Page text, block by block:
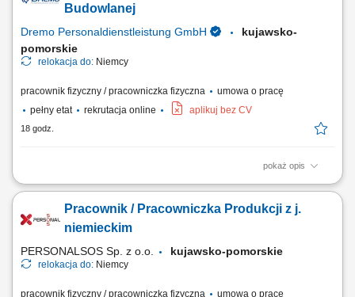
obróbka i wykończenie powierzchni drewnianych; Wymagania:
Budowlanej
Dremo Personaldienstleistung GmbH
kujawsko-
pomorskie
relokacja do: Niemcy
pracownik fizyczny / pracowniczka fizyczna
umowa o pracę
pełny etat
rekrutacja online aplikuj bez CV
18 godz.
pokaż opis
Zakres obowiązków: Wykonywanie oraz montaż drewnianych schodów;
oraz okładzin; Montaż okien w przygotowanych konstrukcjach
ściennych; Obsługa maszyn i urządzeń stolarskich; Obróbka oraz
Pracownik / Pracowniczka Produkcji z j.
niemieckim
PERSONALSOS Sp. z o.o. kujawsko-pomorskie
relokacja do: Niemcy
pracownik fizyczny / pracowniczka fizyczna umowa o pracę